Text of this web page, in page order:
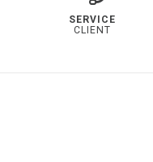
SERVICE
CLIENT